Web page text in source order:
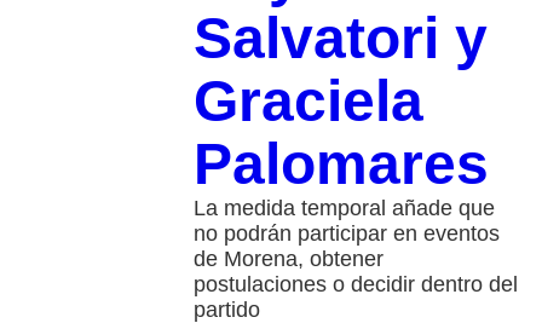
Salvatori y
Graciela
Palomares
La medida temporal añade que
no podrán participar en eventos
de Morena, obtener
postulaciones o decidir dentro del
partido